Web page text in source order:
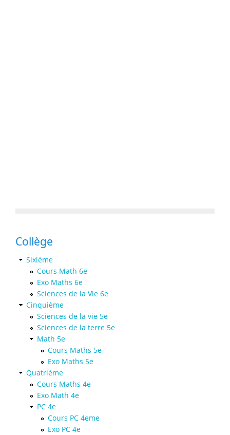
Collège
Sixième
Cours Math 6e
Exo Maths 6e
Sciences de la Vie 6e
Cinquième
Sciences de la vie 5e
Sciences de la terre 5e
Math 5e
Cours Maths 5e
Exo Maths 5e
Quatrième
Cours Maths 4e
Exo Math 4e
PC 4e
Cours PC 4eme
Exo PC 4e